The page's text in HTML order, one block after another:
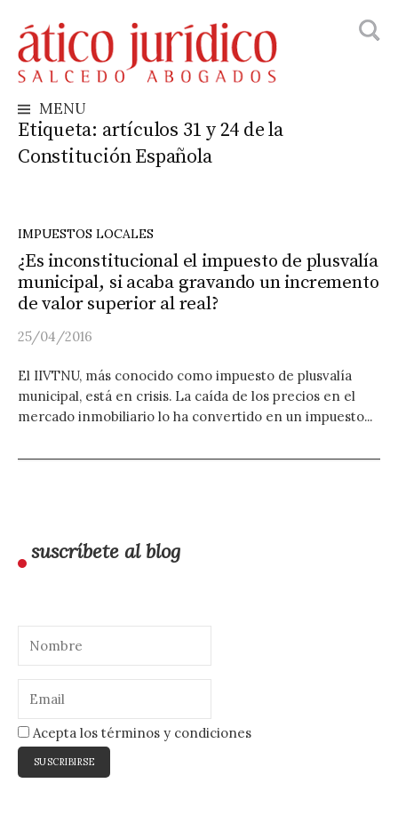
to
content
MENU
Etiqueta: artículos 31 y 24 de la
Constitución Española
IMPUESTOS LOCALES
¿Es inconstitucional el impuesto de plusvalía
municipal, si acaba gravando un incremento
de valor superior al real?
25/04/2016
El IIVTNU, más conocido como impuesto de plusvalía
municipal, está en crisis. La caída de los precios en el
mercado inmobiliario lo ha convertido en un impuesto...
suscríbete al blog
Acepta los términos y condiciones